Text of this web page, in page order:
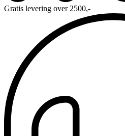
Gratis levering over 2500,-